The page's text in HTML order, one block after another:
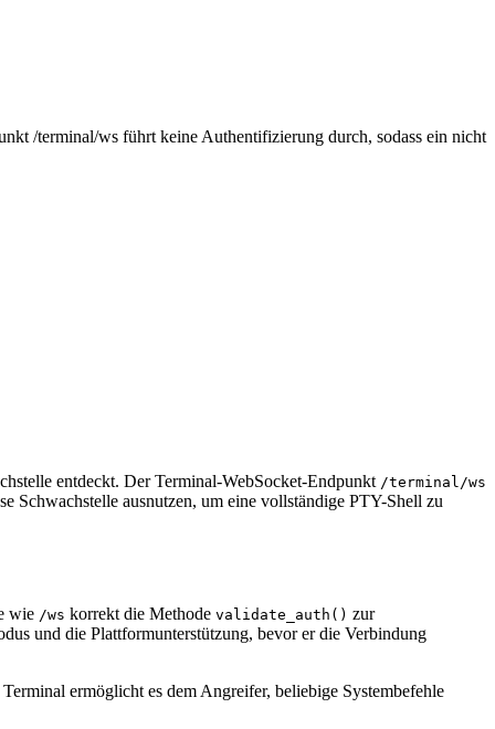
/terminal/ws führt keine Authentifizierung durch, sodass ein nicht
entdeckt. Der Terminal-WebSocket-Endpunkt /terminal/ws
Schwachstelle ausnutzen, um eine vollständige PTY-Shell zu
wie /ws korrekt die Methode validate_auth() zur
und die Plattformunterstützung, bevor er die Verbindung
ermöglicht es dem Angreifer, beliebige Systembefehle